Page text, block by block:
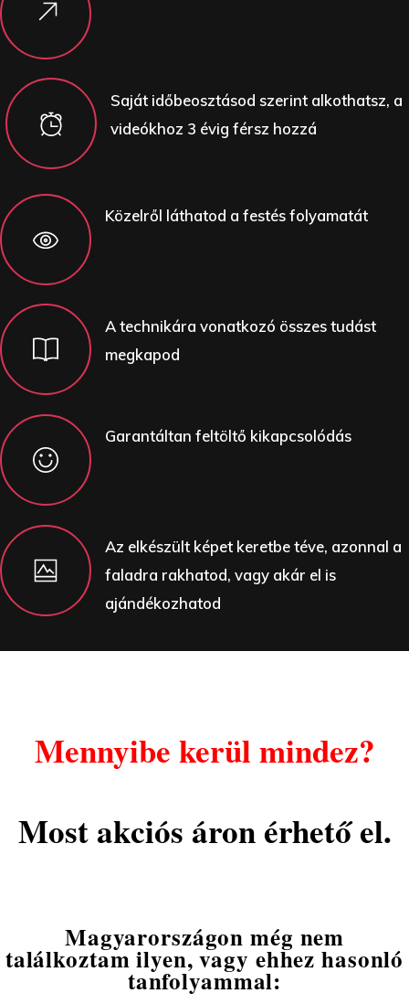
Saját időbeosztásod szerint alkothatsz, a
videókhoz 3 évig férsz hozzá
Közelről láthatod a festés folyamatát
A technikára vonatkozó összes tudást
megkapod
Garantáltan feltöltő kikapcsolódás
Az elkészült képet keretbe téve, azonnal a
faladra rakhatod, vagy akár el is
ajándékozhatod
Mennyibe kerül mindez?
Most akciós áron érhető el.
Magyarországon még nem
találkoztam ilyen, vagy ehhez hasonló
tanfolyammal: